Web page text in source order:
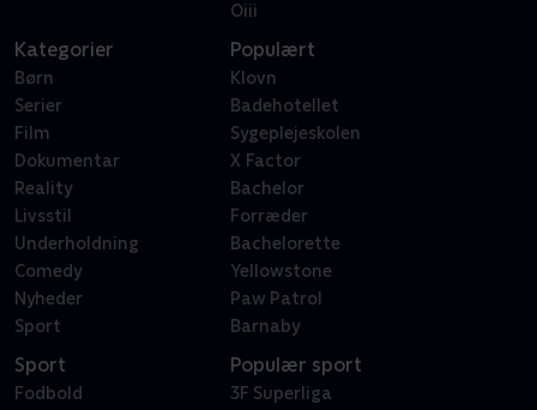
Oiii
Kategorier
Børn
Serier
Film
Dokumentar
Reality
Livsstil
Underholdning
Comedy
Nyheder
Sport
Populært
Klovn
Badehotellet
Sygeplejeskolen
X Factor
Bachelor
Forræder
Bachelorette
Yellowstone
Paw Patrol
Barnaby
Sport
Fodbold
Populær sport
3F Superliga